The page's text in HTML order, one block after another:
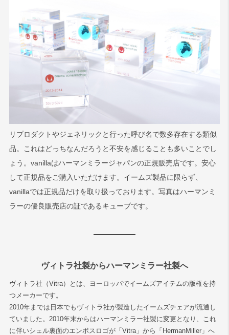
リプロダクトやジェネリックと行った呼び名で数多存在する類似
品。これはどっちなんだろうと不安を感じることも多いことでし
ょう。vanillaはハーマンミラージャパンの正規販売店です。安心
して正規品をご購入いただけます。イームズ製品に限らず、
vanillaでは正規品だけを取り扱っております。写真はハーマンミ
ラーの優良販売店の証であるキューブです。
ヴィトラ社製からハーマンミラー社製へ
ヴィトラ社（Vitra）とは、ヨーロッパでイームズアイテムの版権を持
つメーカーです。
2010年までは日本でもヴィトラ社が製造したイームズチェアが流通し
ていました。2010年末からはハーマンミラー社製に変更となり、これ
に伴いシェル裏面のエンボスロゴが「Vitra」から「HermanMiller」へ